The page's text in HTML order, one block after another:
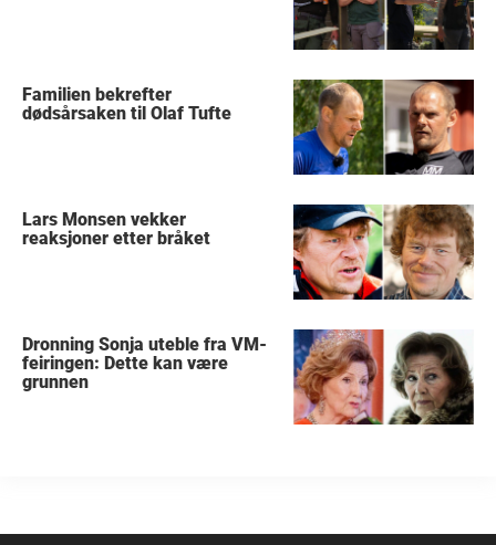
Familien bekrefter
dødsårsaken til Olaf Tufte
Lars Monsen vekker
reaksjoner etter bråket
Dronning Sonja uteble fra VM-
feiringen: Dette kan være
grunnen